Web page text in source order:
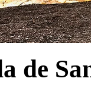
de